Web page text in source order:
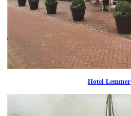
Hotel Lemmer